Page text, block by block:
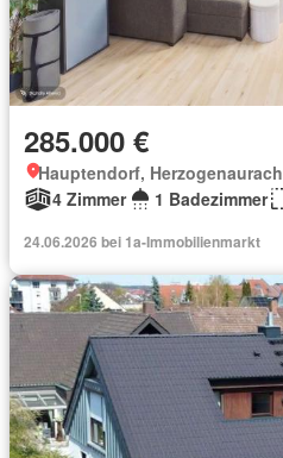
285.000 €
Hauptendorf, Herzogenaurach
4 Zimmer
1 Badezimmer
24.06.2026 bei 1a-Immobilienmarkt